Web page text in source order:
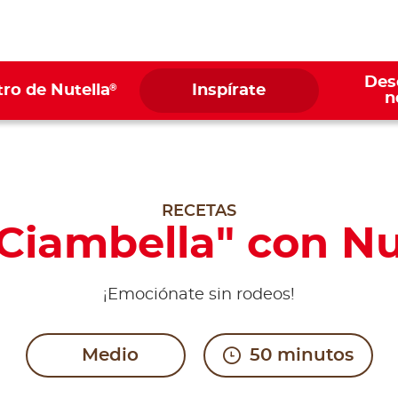
de Nutella® Inspírate
RECETAS
con
¡Emociónate sin rodeos!
Medio 50 minutos